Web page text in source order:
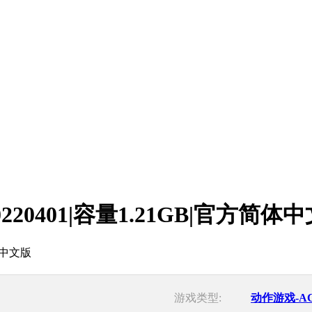
容量1.21GB|官方简体中
游戏类型: 动作游戏-